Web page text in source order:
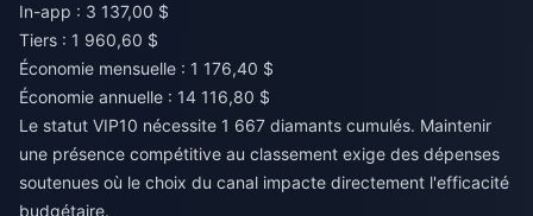
In-app : 3 137,00 $
Tiers : 1 960,60 $
Économie mensuelle : 1 176,40 $
Économie annuelle : 14 116,80 $
Le statut VIP10 nécessite 1 667 diamants cumulés. Maintenir
une présence compétitive au classement exige des dépenses
soutenues où le choix du canal impacte directement l'efficacité
budgétaire.